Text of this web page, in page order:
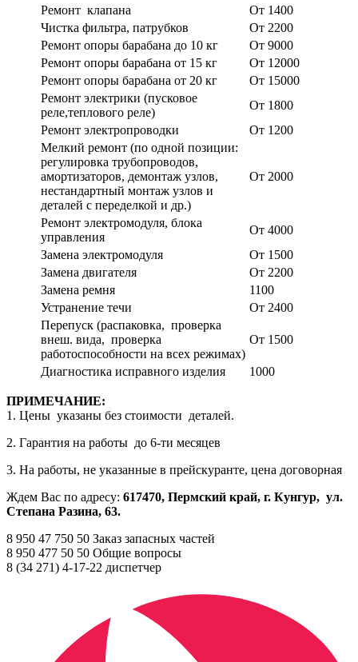
Ремонт клапана
От 1400
Чистка фильтра, патрубков
От 2200
Ремонт опоры барабана до 10 кг
От 9000
Ремонт опоры барабана от 15 кг
От 12000
Ремонт опоры барабана от 20 кг
От 15000
Ремонт электрики (пусковое
реле,теплового реле)
От 1800
Ремонт электропроводки
От 1200
Мелкий ремонт (по одной позиции:
регулировка трубопроводов,
амортизаторов, демонтаж узлов,
нестандартный монтаж узлов и
деталей с переделкой и др.)
От 2000
Ремонт электромодуля, блока
управления
От 4000
Замена электромодуля
От 1500
Замена двигателя
От 2200
Замена ремня
1100
Устранение течи
От 2400
Перепуск (распаковка, проверка
внеш. вида, проверка
работоспособности на всех режимах)
От 1500
Диагностика исправного изделия 1000
ПРИМЕЧАНИЕ:
1. Цены указаны без стоимости деталей.
2. Гарантия на работы до 6-ти месяцев
3. На работы, не указанные в прейскуранте, цена договорная
Ждем Вас по адресу: 617470, Пермский край, г. Кунгур, ул.
Степана Разина, 63.
8 950 47 750 50 Заказ запасных частей
8 950 477 50 50 Общие вопросы
8 (34 271) 4-17-22 диспетчер